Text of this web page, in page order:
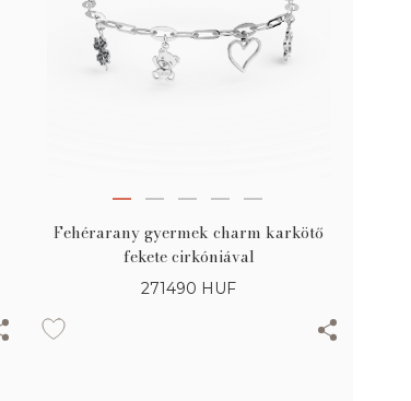
Fehérarany gyermek charm karkötő
fekete cirkóniával
271490 HUF